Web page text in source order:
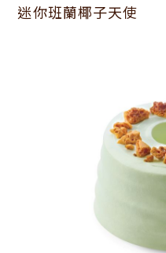
迷你班蘭椰子天使